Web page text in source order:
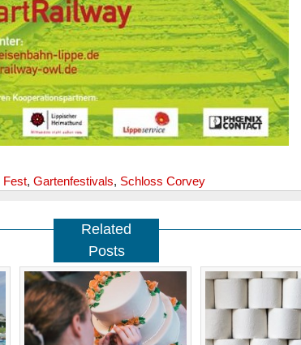
Fest, Gartenfestivals, Schloss Corvey
Related
Posts